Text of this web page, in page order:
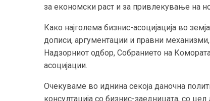
за економски раст и за привлекување на
Како најголема бизнис-асоцијација во
дописи, аргументации и правни
Надзорниот одбор, Собранието на
асоцијации.
Очекуваме во иднина секоја даночна
консултација со бизнис-заедницата, со